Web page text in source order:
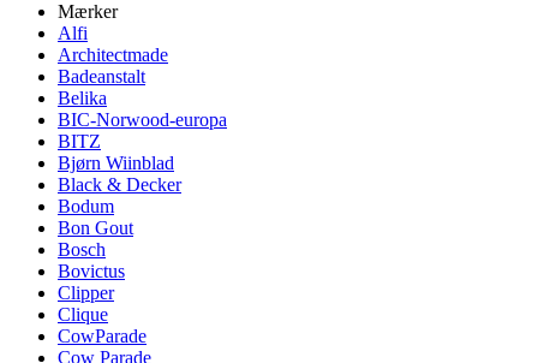
Mærker
Alfi
Architectmade
Badeanstalt
Belika
BIC-Norwood-europa
BITZ
Bjørn Wiinblad
Black & Decker
Bodum
Bon Gout
Bosch
Bovictus
Clipper
Clique
CowParade
Cow Parade